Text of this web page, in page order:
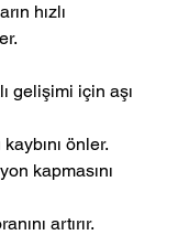
hızlı
gelişimi için aşı
önler.
kapmasını
artırır.